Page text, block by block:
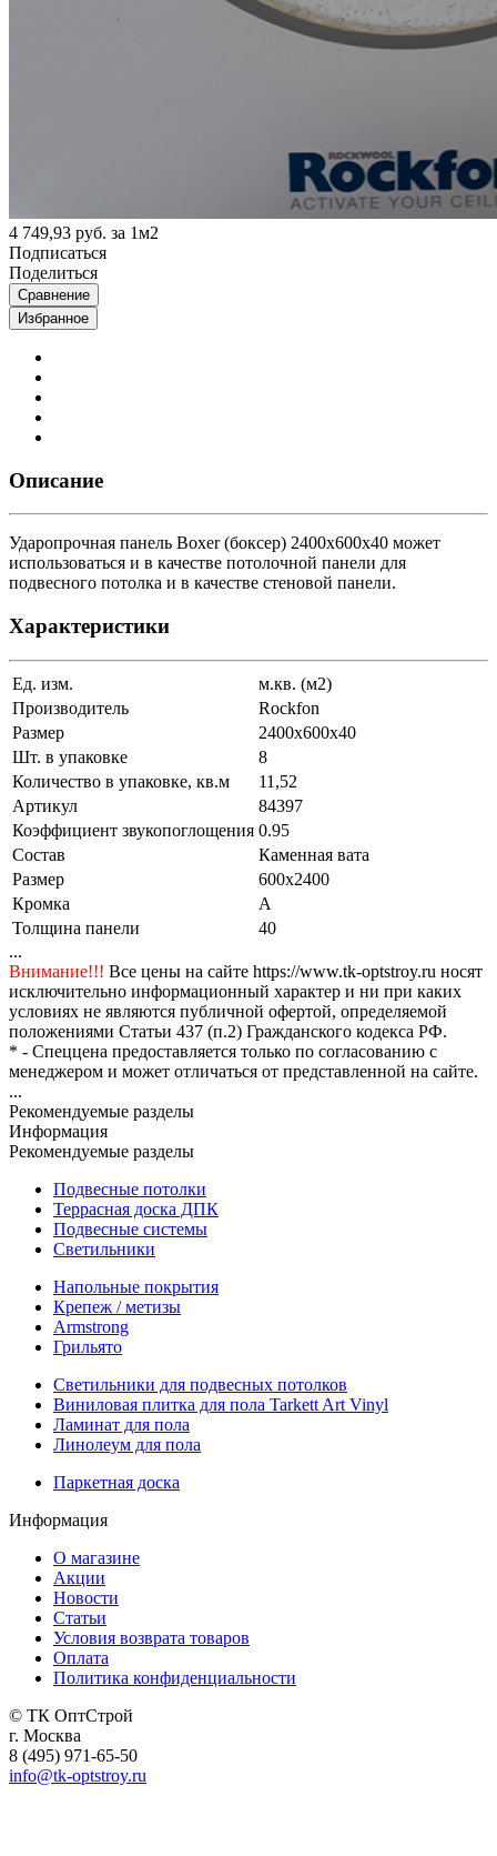
4 749,93 руб. за 1м2
Подписаться
Поделиться
Сравнение
Избранное
Описание
Ударопрочная панель Boxer (боксер) 2400x600x40 может
использоваться и в качестве потолочной панели для
подвесного потолка и в качестве стеновой панели.
Характеристики
Ед. изм.
м.кв. (м2)
Производитель
Rockfon
Размер
2400x600x40
Шт. в упаковке
8
Количество в упаковке, кв.м
11,52
Артикул
84397
Коэффициент звукопоглощения 0.95
Состав
Каменная вата
Размер
600x2400
Кромка
A
Толщина панели
40
...
Внимание!!! Все цены на сайте https://www.tk-optstroy.ru носят
исключительно информационный характер и ни при каких
условиях не являются публичной офертой, определяемой
положениями Статьи 437 (п.2) Гражданского кодекса РФ.
* - Спеццена предоставляется только по согласованию с
менеджером и может отличаться от представленной на сайте.
...
Рекомендуемые разделы
Информация
Рекомендуемые разделы
Подвесные потолки
Террасная доска ДПК
Подвесные системы
Светильники
Напольные покрытия
Крепеж / метизы
Armstrong
Грильято
Светильники для подвесных потолков
Виниловая плитка для пола Tarkett Art Vinyl
Ламинат для пола
Линолеум для пола
Паркетная доска
Информация
О магазине
Акции
Новости
Статьи
Условия возврата товаров
Оплата
Политика конфиденциальности
© ТК ОптСтрой
г. Москва
8 (495) 971-65-50
info@tk-optstroy.ru